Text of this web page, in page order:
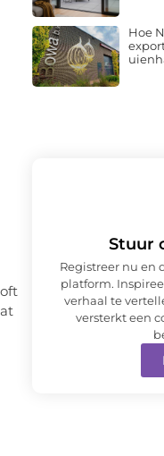
Hoe
Stuur
Registreer nu en
platform.
verhaal te
versterkt een